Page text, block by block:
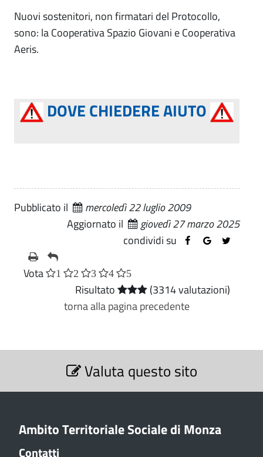
Nuovi sostenitori, non firmatari del Protocollo,
sono: la Cooperativa Spazio Giovani e Cooperativa
Aeris.
DOVE CHIEDERE AIUTO
Pubblicato il
mercoledì 22 luglio 2009
Aggiornato il
giovedì 27 marzo 2025
condividi su
Vota 1 2 3 4 5
Risultato
(3314 valutazioni)
torna alla pagina precedente
S
Valuta questo sito
Ambito Territoriale Sociale di Monza
Contatti